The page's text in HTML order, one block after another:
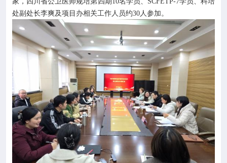
学术期刊
在线互动 
政务公开 
处副处长李爽及项目办相关工作人员约30人参加。